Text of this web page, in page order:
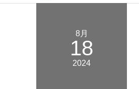
8月
18
2024